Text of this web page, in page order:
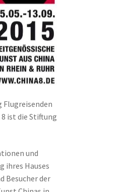
Flugreisenden
ist die Stiftung
und
ihres Hauses
Besucher der